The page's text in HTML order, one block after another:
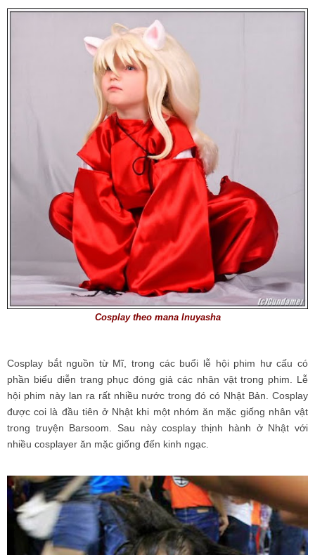
Cosplay theo mana Inuyasha
Cosplay bắt nguồn từ Mĩ, trong các buổi lễ hội phim hư cấu có
phần biểu diễn trang phục đóng giả các nhân vật trong phim. Lễ
hội phim này lan ra rất nhiều nước trong đó có Nhật Bản. Cosplay
được coi là đầu tiên ở Nhật khi một nhóm ăn mặc giống nhân vật
trong truyện Barsoom. Sau này cosplay thịnh hành ở Nhật với
nhiều cosplayer ăn mặc giống đến kinh ngạc.